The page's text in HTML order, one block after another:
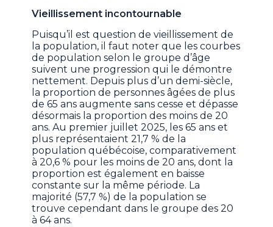
Vieillissement incontournable
Puisqu’il est question de vieillissement de
la population, il faut noter que les courbes
de population selon le groupe d’âge
suivent une progression qui le démontre
nettement. Depuis plus d’un demi-siècle,
la proportion de personnes âgées de plus
de 65 ans augmente sans cesse et dépasse
désormais la proportion des moins de 20
ans. Au premier juillet 2025, les 65 ans et
plus représentaient 21,7 % de la
population québécoise, comparativement
à 20,6 % pour les moins de 20 ans, dont la
proportion est également en baisse
constante sur la même période. La
majorité (57,7 %) de la population se
trouve cependant dans le groupe des 20
à 64 ans.